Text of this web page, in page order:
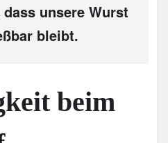
unsere Wurst
bleibt.
beim